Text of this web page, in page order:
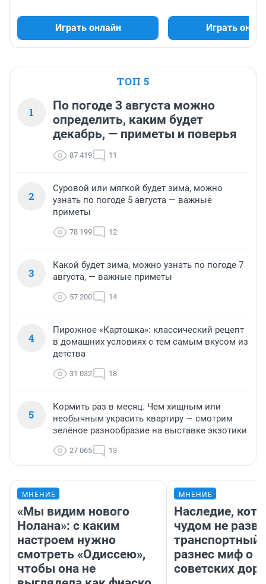
Играть онлайн Играть
ТОП 5
1
По погоде 3 августа можно
определить, каким будет
декабрь, — приметы и поверья
87 419 11
2
Суровой или мягкой будет зима, можно
узнать по погоде 5 августа — важные
приметы
78 199 12
3
Какой будет зима, можно узнать по погоде 7
августа, — важные приметы
57 200 14
4
Пирожное «Картошка»: классический рецепт
в домашних условиях с тем самым вкусом из
детства
31 032 18
5
Кормить раз в месяц. Чем хищным или
необычным украсить квартиру — смотрим
зелёное разнообразие на выставке экзотики
27 065 13
МНЕНИЕ
«Мы видим нового
Нолана»: с каким
настроем нужно
смотреть «Одиссею»,
чтобы она не
МНЕНИЕ
Наследие,
чудом не
транспортный
разнес миф о
советских